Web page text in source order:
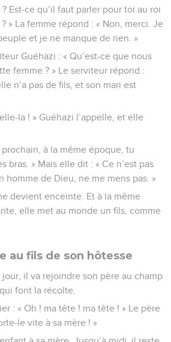
Est-ce qu’il faut parler pour toi au roi
» La femme répond : « Non, merci. Je
et je ne manque de rien. »
Guéhazi : « Qu’est-ce que nous
femme ? » Le serviteur répond :
n’a pas de fils, et son mari est
la ! » Guéhazi l’appelle, et elle
prochain, à la même époque, tu
bras. » Mais elle dit : « Ce n’est pas
homme de Dieu, ne me mens pas. »
devient enceinte. Et à la même
elle met au monde un fils, comme
au fils de son hôtesse
jour, il va rejoindre son père au champ
font la récolte.
: « Oh ! ma tête ! ma tête ! » Le père
le vite à sa mère ! »